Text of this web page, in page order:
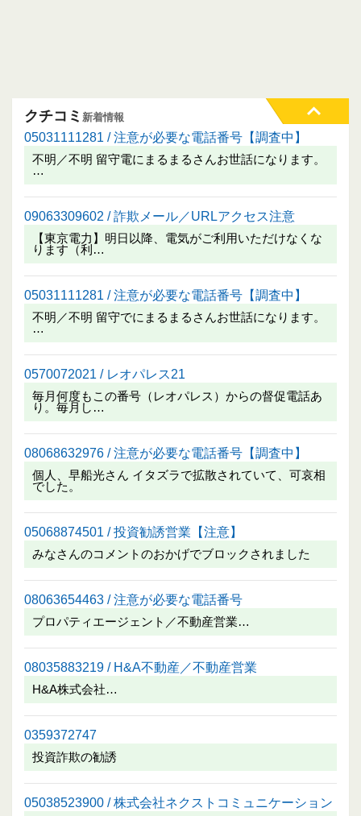
クチコミ 新着情報
05031111281 / 注意が必要な電話番号【調査中】
不明／不明 留守電にまるまるさんお世話になります。
…
09063309602 / 詐欺メール／URLアクセス注意
【東京電力】明日以降、電気がご利用いただけなくな
ります（利…
05031111281 / 注意が必要な電話番号【調査中】
不明／不明 留守でにまるまるさんお世話になります。
…
0570072021 / レオパレス21
毎月何度もこの番号（レオパレス）からの督促電話あ
り。毎月し…
08068632976 / 注意が必要な電話番号【調査中】
個人、早船光さん イタズラで拡散されていて、可哀相
でした。
05068874501 / 投資勧誘営業【注意】
みなさんのコメントのおかげでブロックされました
08063654463 / 注意が必要な電話番号
プロパティエージェント／不動産営業…
08035883219 / H&A不動産／不動産営業
H&A株式会社…
0359372747
投資詐欺の勧誘
05038523900 / 株式会社ネクストコミュニケーション